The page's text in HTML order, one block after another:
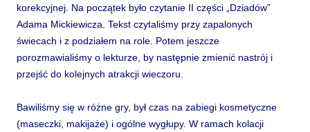
korekcyjnej. Na początek było czytanie II części „Dziadów”
Adama Mickiewicza. Tekst czytaliśmy przy zapalonych
świecach i z podziałem na role. Potem jeszcze
porozmawialiśmy o lekturze, by następnie zmienić nastrój i
przejść do kolejnych atrakcji wieczoru.
Bawiliśmy się w różne gry, był czas na zabiegi kosmetyczne
(maseczki, makijaże) i ogólne wygłupy. W ramach kolacji